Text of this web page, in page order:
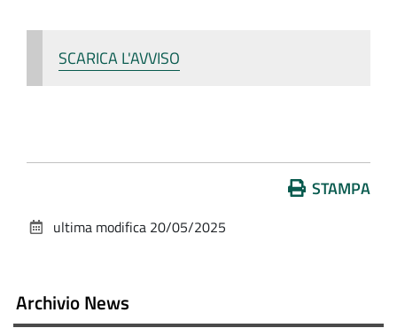
SCARICA L'AVVISO
documento
STAMPA
ultima modifica 20/05/2025
Archivio News